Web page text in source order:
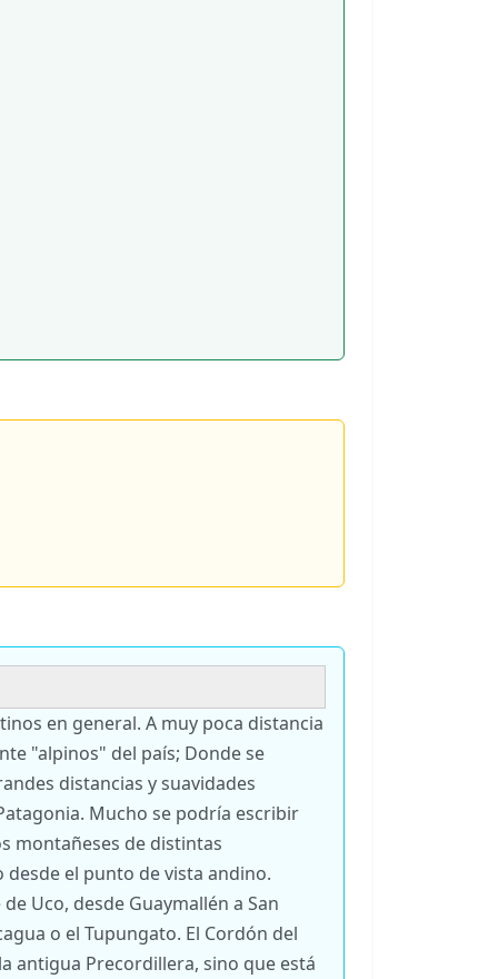
en general. A muy poca distancia
"alpinos" del país; Donde se
distancias y suavidades
Mucho se podría escribir
montañeses de distintas
el punto de vista andino.
Uco, desde Guaymallén a San
o el Tupungato. El Cordón del
antigua Precordillera, sino que está